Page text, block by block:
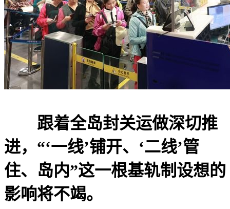
跟着全岛封关运做深切推
进，“‘一线’铺开、‘二线’管
住、岛内”这一根基轨制设想的
影响将不竭。